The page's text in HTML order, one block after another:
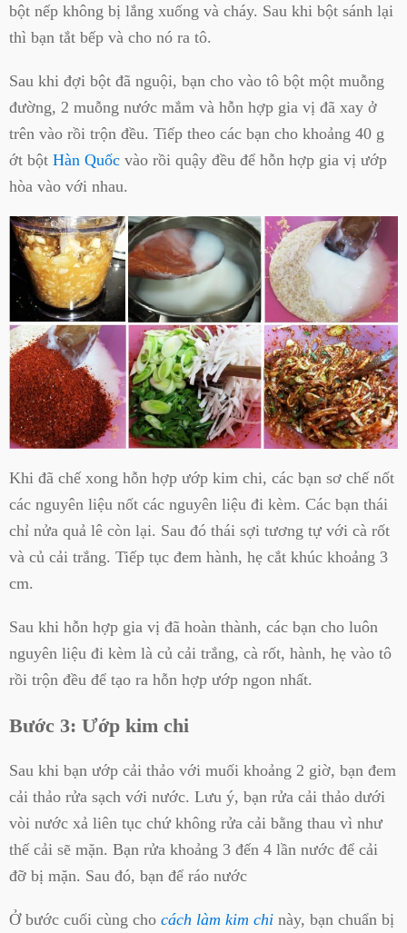
bột nếp không bị lắng xuống và cháy. Sau khi bột sánh lại
thì bạn tắt bếp và cho nó ra tô.
Sau khi đợi bột đã nguội, bạn cho vào tô bột một muỗng
đường, 2 muỗng nước mắm và hỗn hợp gia vị đã xay ở
trên vào rồi trộn đều. Tiếp theo các bạn cho khoảng 40 g
ớt bột Hàn Quốc vào rồi quậy đều để hỗn hợp gia vị ướp
hòa vào với nhau.
Khi đã chế xong hỗn hợp ướp kim chi, các bạn sơ chế nốt
các nguyên liệu nốt các nguyên liệu đi kèm. Các bạn thái
chỉ nửa quả lê còn lại. Sau đó thái sợi tương tự với cà rốt
và củ cải trắng. Tiếp tục đem hành, hẹ cắt khúc khoảng 3
cm.
Sau khi hỗn hợp gia vị đã hoàn thành, các bạn cho luôn
nguyên liệu đi kèm là củ cải trắng, cà rốt, hành, hẹ vào tô
rồi trộn đều để tạo ra hỗn hợp ướp ngon nhất.
Bước 3: Ướp kim chi
Sau khi bạn ướp cải thảo với muối khoảng 2 giờ, bạn đem
cải thảo rửa sạch với nước. Lưu ý, bạn rửa cải thảo dưới
vòi nước xả liên tục chứ không rửa cải bằng thau vì như
thế cải sẽ mặn. Bạn rửa khoảng 3 đến 4 lần nước để cải
đỡ bị mặn. Sau đó, bạn để ráo nước
Ở bước cuối cùng cho cách làm kim chi này, bạn chuẩn bị